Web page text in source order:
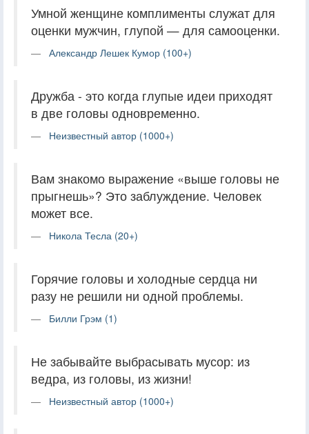
Умной женщине комплименты служат для
оценки мужчин, глупой — для самооценки.
Александр Лешек Кумор (100+)
Дружба - это когда глупые идеи приходят
в две головы одновременно.
Неизвестный автор (1000+)
Вам знакомо выражение «выше головы не
прыгнешь»? Это заблуждение. Человек
может все.
Никола Тесла (20+)
Горячие головы и холодные сердца ни
разу не решили ни одной проблемы.
Билли Грэм (1)
Не забывайте выбрасывать мусор: из
ведра, из головы, из жизни!
Неизвестный автор (1000+)